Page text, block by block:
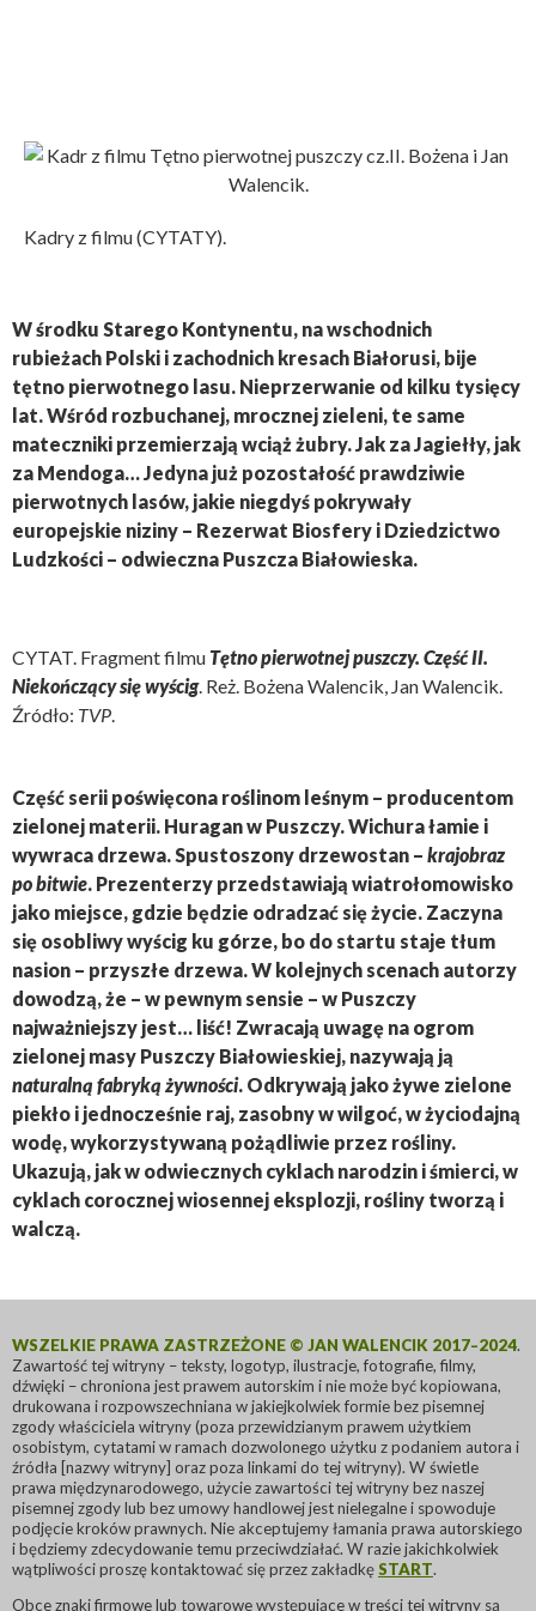
Kadry z filmu (CYTATY).
W środku Starego Kontynentu, na wschodnich
rubieżach Polski i zachodnich kresach Białorusi, bije
tętno pierwotnego lasu. Nieprzerwanie od kilku tysięcy
lat. Wśród rozbuchanej, mrocznej zieleni, te same
mateczniki przemierzają wciąż żubry. Jak za Jagiełły, jak
za Mendoga… Jedyna już pozostałość prawdziwie
pierwotnych lasów, jakie niegdyś pokrywały
europejskie niziny – Rezerwat Biosfery i Dziedzictwo
Ludzkości – odwieczna Puszcza Białowieska.
CYTAT. Fragment filmu Tętno pierwotnej puszczy. Część II.
Niekończący się wyścig. Reż. Bożena Walencik, Jan Walencik.
Źródło: TVP.
Część serii poświęcona roślinom leśnym – producentom
zielonej materii. Huragan w Puszczy. Wichura łamie i
wywraca drzewa. Spustoszony drzewostan – krajobraz
po bitwie. Prezenterzy przedstawiają wiatrołomowisko
jako miejsce, gdzie będzie odradzać się życie. Zaczyna
się osobliwy wyścig ku górze, bo do startu staje tłum
nasion – przyszłe drzewa. W kolejnych scenach autorzy
dowodzą, że – w pewnym sensie – w Puszczy
najważniejszy jest… liść! Zwracają uwagę na ogrom
zielonej masy Puszczy Białowieskiej, nazywają ją
naturalną fabryką żywności. Odkrywają jako żywe zielone
piekło i jednocześnie raj, zasobny w wilgoć, w życiodajną
wodę, wykorzystywaną pożądliwie przez rośliny.
Ukazują, jak w odwiecznych cyklach narodzin i śmierci, w
cyklach corocznej wiosennej eksplozji, rośliny tworzą i
walczą.
WSZELKIE PRAWA ZASTRZEŻONE © JAN WALENCIK 2017–2024.
Zawartość tej witryny – teksty, logotyp, ilustracje, fotografie, filmy,
dźwięki – chroniona jest prawem autorskim i nie może być kopiowana,
drukowana i rozpowszechniana w jakiejkolwiek formie bez pisemnej
zgody właściciela witryny (poza przewidzianym prawem użytkiem
osobistym, cytatami w ramach dozwolonego użytku z podaniem autora i
źródła [nazwy witryny] oraz poza linkami do tej witryny). W świetle
prawa międzynarodowego, użycie zawartości tej witryny bez naszej
pisemnej zgody lub bez umowy handlowej jest nielegalne i spowoduje
podjęcie kroków prawnych. Nie akceptujemy łamania prawa autorskiego
i będziemy zdecydowanie temu przeciwdziałać. W razie jakichkolwiek
wątpliwości proszę kontaktować się przez zakładkęSTART.
Obce znaki firmowe lub towarowe występujące w treści tej witryny są